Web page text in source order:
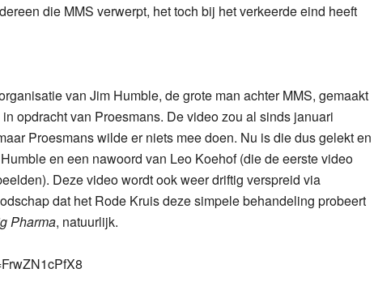
die MMS verwerpt, het toch bij het verkeerde eind heeft
van Jim Humble, de grote man achter MMS, gemaakt
opdracht van Proesmans. De video zou al sinds januari
Proesmans wilde er niets mee doen. Nu is die dus gelekt en
en een nawoord van Leo Koehof (die de eerste video
Deze video wordt ook weer driftig verspreid via
dat het Rode Kruis deze simpele behandeling probeert
Pharma, natuurlijk.